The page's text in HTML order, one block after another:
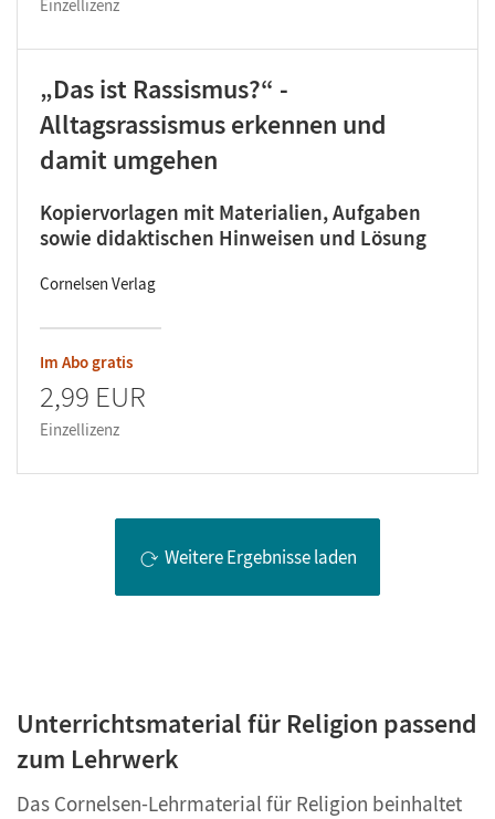
Einzellizenz
„Das ist Rassismus?“ -
Alltagsrassismus erkennen und
damit umgehen
Kopiervorlagen mit Materialien, Aufgaben
sowie didaktischen Hinweisen und Lösung
Cornelsen Verlag
Im Abo gratis
2,99 EUR
Einzellizenz
Weitere Ergebnisse laden
Unterrichtsmaterial für Religion passend
zum Lehrwerk
Das Cornelsen-Lehrmaterial für Religion beinhaltet